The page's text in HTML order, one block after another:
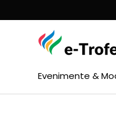
MERGI LA
Evenimente &